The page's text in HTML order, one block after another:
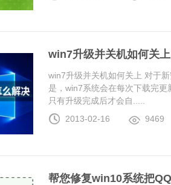
win7升级并关机如何关上
win7升级并关机如何关上 对于
是，win7系统会在每次下载完
只有升级完成后才会自.....
2013-02-16
9469
帮您修复win10系统把